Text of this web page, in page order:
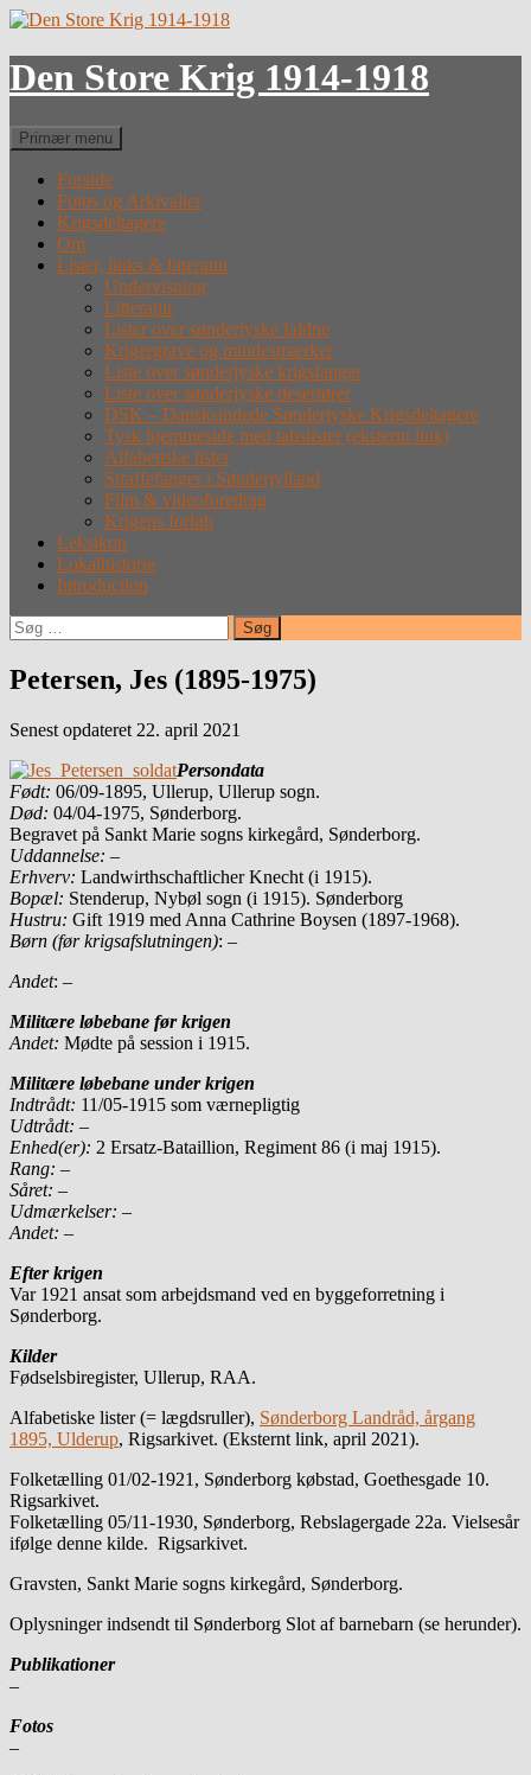
Hop
indhold
Den Store Krig 1914-1918
Søg
Primær menu
Forside
Fotos og Arkivalier
Krigsdeltagere
Om
Lister, links & litteratur
Undervisning
Litteratur
Lister over sønderjyske faldne
Krigergrave og mindesmærker
Liste over sønderjyske krigsfanger
Liste over sønderjyske desertører
DSK – Dansksindede Sønderjyske Krigsdeltagere
Tysk hjemmeside med tabslister (eksternt link)
Alfabetiske lister
Straffefanger i Sønderjylland
Film & videoforedrag
Krigens forløb
Leksikon
Lokalhistorie
Introduction
Søg
efter:
Petersen, Jes (1895-1975)
Senest opdateret 22. april 2021
Persondata
Født: 06/09-1895, Ullerup, Ullerup sogn.
Død: 04/04-1975, Sønderborg.
Begravet på Sankt Marie sogns kirkegård, Sønderborg.
Uddannelse: –
Erhverv: Landwirthschaftlicher Knecht (i 1915).
Bopæl: Stenderup, Nybøl sogn (i 1915). Sønderborg
Hustru: Gift 1919 med Anna Cathrine Boysen (1897-1968).
Børn (før krigsafslutningen): –
Andet: –
Militære løbebane før krigen
Andet: Mødte på session i 1915.
Militære løbebane under krigen
Indtrådt: 11/05-1915 som værnepligtig
Udtrådt: –
Enhed(er): 2 Ersatz-Bataillion, Regiment 86 (i maj 1915).
Rang: –
Såret: –
Udmærkelser: –
Andet: –
Efter krigen
Var 1921 ansat som arbejdsmand ved en byggeforretning i
Sønderborg.
Kilder
Fødselsbiregister, Ullerup, RAA.
Alfabetiske lister (= lægdsruller), Sønderborg Landråd, årgang
1895, Ulderup, Rigsarkivet. (Eksternt link, april 2021).
Folketælling 01/02-1921, Sønderborg købstad, Goethesgade 10.
Rigsarkivet.
Folketælling 05/11-1930, Sønderborg, Rebslagergade 22a. Vielsesår
ifølge denne kilde. Rigsarkivet.
Gravsten, Sankt Marie sogns kirkegård, Sønderborg.
Oplysninger indsendt til Sønderborg Slot af barnebarn (se herunder).
Publikationer
–
Fotos
–